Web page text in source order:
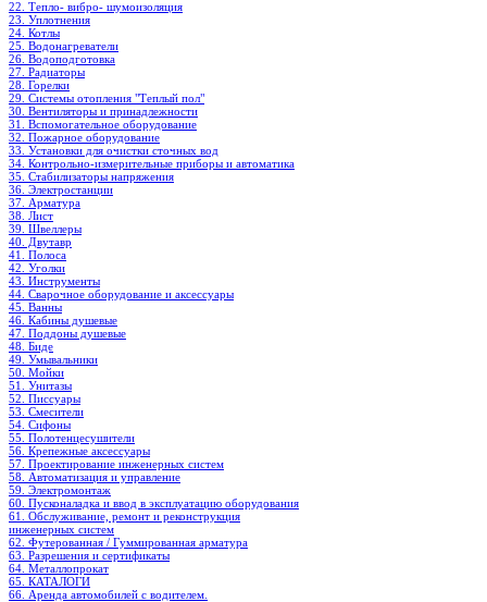
22. Тепло- вибро- шумоизоляция
23. Уплотнения
24. Котлы
25. Водонагреватели
26. Водоподготовка
27. Радиаторы
28. Горелки
29. Системы отопления "Теплый пол"
30. Вентиляторы и принадлежности
31. Вспомогательное оборудование
32. Пожарное оборудование
33. Установки для очистки сточных вод
34. Контрольно-измерительные приборы и автоматика
35. Стабилизаторы напряжения
36. Электростанции
37. Арматура
38. Лист
39. Швеллеры
40. Двутавр
41. Полоса
42. Уголки
43. Инструменты
44. Сварочное оборудование и аксессуары
45. Ванны
46. Кабины душевые
47. Поддоны душевые
48. Биде
49. Умывальники
50. Мойки
51. Унитазы
52. Писсуары
53. Смесители
54. Сифоны
55. Полотенцесушители
56. Крепежные аксессуары
57. Проектирование инженерных систем
58. Автоматизация и управление
59. Электромонтаж
60. Пусконаладка и ввод в эксплуатацию оборудования
61. Обслуживание, ремонт и реконструкция
инженерных систем
62. Футерованная / Гуммированная арматура
63. Разрешения и сертификаты
64. Металлопрокат
65. КАТАЛОГИ
66. Аренда автомобилей с водителем.